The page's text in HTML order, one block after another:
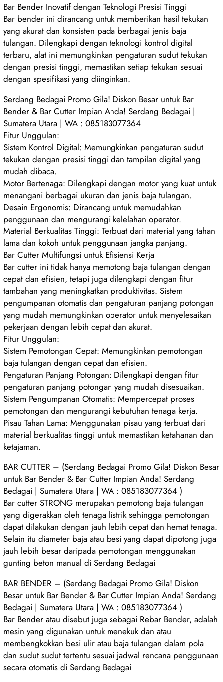
Bar Bender Inovatif dengan Teknologi Presisi Tinggi
Bar bender ini dirancang untuk memberikan hasil tekukan
yang akurat dan konsisten pada berbagai jenis baja
tulangan. Dilengkapi dengan teknologi kontrol digital
terbaru, alat ini memungkinkan pengaturan sudut tekukan
dengan presisi tinggi, memastikan setiap tekukan sesuai
dengan spesifikasi yang diinginkan.
Serdang Bedagai Promo Gila! Diskon Besar untuk Bar
Bender & Bar Cutter Impian Anda! Serdang Bedagai |
Sumatera Utara | WA : 085183077364
Fitur Unggulan:
Sistem Kontrol Digital: Memungkinkan pengaturan sudut
tekukan dengan presisi tinggi dan tampilan digital yang
mudah dibaca.
Motor Bertenaga: Dilengkapi dengan motor yang kuat untuk
menangani berbagai ukuran dan jenis baja tulangan.
Desain Ergonomis: Dirancang untuk memudahkan
penggunaan dan mengurangi kelelahan operator.
Material Berkualitas Tinggi: Terbuat dari material yang tahan
lama dan kokoh untuk penggunaan jangka panjang.
Bar Cutter Multifungsi untuk Efisiensi Kerja
Bar cutter ini tidak hanya memotong baja tulangan dengan
cepat dan efisien, tetapi juga dilengkapi dengan fitur
tambahan yang meningkatkan produktivitas. Sistem
pengumpanan otomatis dan pengaturan panjang potongan
yang mudah memungkinkan operator untuk menyelesaikan
pekerjaan dengan lebih cepat dan akurat.
Fitur Unggulan:
Sistem Pemotongan Cepat: Memungkinkan pemotongan
baja tulangan dengan cepat dan efisien.
Pengaturan Panjang Potongan: Dilengkapi dengan fitur
pengaturan panjang potongan yang mudah disesuaikan.
Sistem Pengumpanan Otomatis: Mempercepat proses
pemotongan dan mengurangi kebutuhan tenaga kerja.
Pisau Tahan Lama: Menggunakan pisau yang terbuat dari
material berkualitas tinggi untuk memastikan ketahanan dan
ketajaman.
BAR CUTTER – (Serdang Bedagai Promo Gila! Diskon Besar
untuk Bar Bender & Bar Cutter Impian Anda! Serdang
Bedagai | Sumatera Utara | WA : 085183077364 )
Bar cutter STRONG merupakan pemotong baja tulangan
yang digerakkan oleh tenaga listrik sehingga pemotongan
dapat dilakukan dengan jauh lebih cepat dan hemat tenaga.
Selain itu diameter baja atau besi yang dapat dipotong juga
jauh lebih besar daripada pemotongan menggunakan
gunting beton manual di Serdang Bedagai
BAR BENDER – (Serdang Bedagai Promo Gila! Diskon
Besar untuk Bar Bender & Bar Cutter Impian Anda! Serdang
Bedagai | Sumatera Utara | WA : 085183077364 )
Bar Bender atau disebut juga sebagai Rebar Bender, adalah
mesin yang digunakan untuk menekuk dan atau
membengkokkan besi ulir atau baja tulangan dalam pola
dan sudut sudut tertentu sesuai jadwal rencana penggunaan
secara otomatis di Serdang Bedagai